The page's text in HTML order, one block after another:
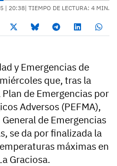
| 20:38| TIEMPO DE LECTURA: 4 MIN.
y Emergencias de
que, tras la
de Emergencias por
Adversos (PEFMA),
de Emergencias
se da por finalizada la
máximas en
Graciosa.